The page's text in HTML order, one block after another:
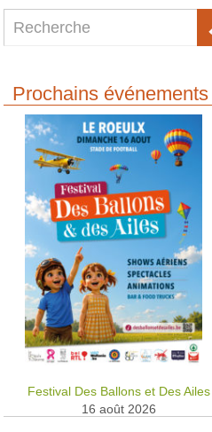
Prochains événements
Festival Des Ballons et Des Ailes
16 août 2026